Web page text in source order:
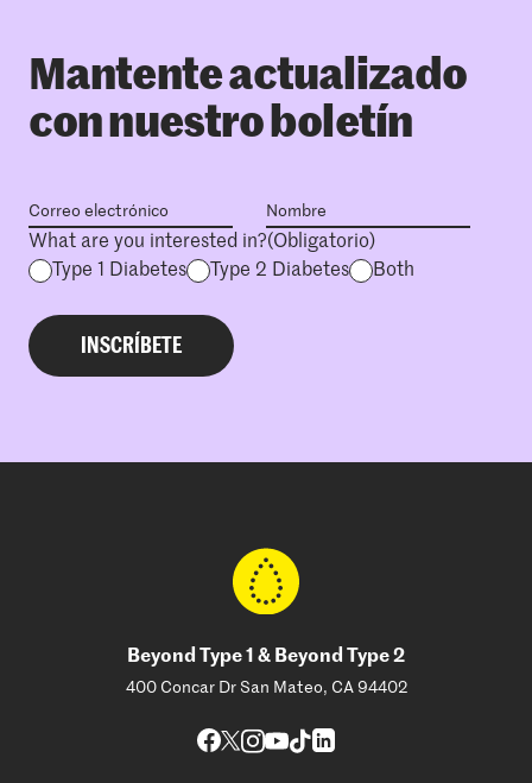
Mantente actualizado
con nuestro boletín
What are you interested in?(Obligatorio)
Type 1 Diabetes
Type 2 Diabetes Both
Beyond Type 1 & Beyond Type 2
400 Concar Dr San Mateo, CA 94402